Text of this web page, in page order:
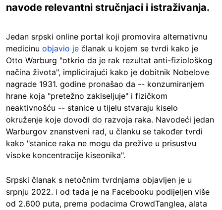
navode relevantni stručnjaci i istraživanja.
Jedan srpski online portal koji promovira alternativnu
medicinu objavio je članak u kojem se tvrdi kako je
Otto Warburg "otkrio da je rak rezultat anti-fiziološkog
načina života", implicirajući kako je dobitnik Nobelove
nagrade 1931. godine pronašao da -- konzumiranjem
hrane koja "pretežno zakiseljuje" i fizičkom
neaktivnošću -- stanice u tijelu stvaraju kiselo
okruženje koje dovodi do razvoja raka. Navodeći jedan
Warburgov znanstveni rad, u članku se također tvrdi
kako "stanice raka ne mogu da prežive u prisustvu
visoke koncentracije kiseonika".
Srpski članak s netočnim tvrdnjama objavljen je u
srpnju 2022. i od tada je na Facebooku podijeljen više
od 2.600 puta, prema podacima CrowdTanglea, alata